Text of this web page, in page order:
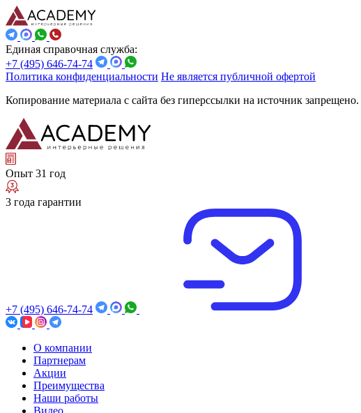
Единая справочная служба:
+7 (495) 646-74-74
Политика конфиденциальности Не является публичной офертой
Копирование материала с сайта без гиперссылки на источник запрещено.
Опыт 31 год
3 года гарантии
+7 (495) 646-74-74
О компании
Партнерам
Акции
Преимущества
Наши работы
Видео